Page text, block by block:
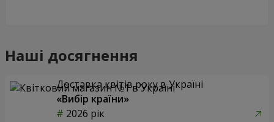
Наші досягнення
Доставка квітів року в Україні
«Вибір країни»
2026 рік